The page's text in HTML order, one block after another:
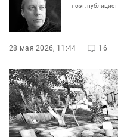
поэт, публицист
28 мая 2026, 11:44 16